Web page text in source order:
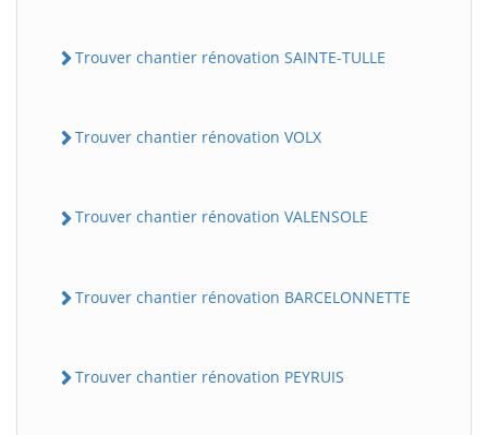
Trouver chantier rénovation SAINTE-TULLE
Trouver chantier rénovation VOLX
Trouver chantier rénovation VALENSOLE
Trouver chantier rénovation BARCELONNETTE
Trouver chantier rénovation PEYRUIS